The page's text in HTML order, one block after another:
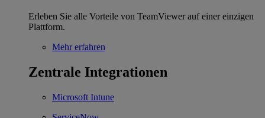
Erleben Sie alle Vorteile von TeamViewer auf einer einzigen
Plattform.
Mehr erfahren
Zentrale Integrationen
Microsoft Intune